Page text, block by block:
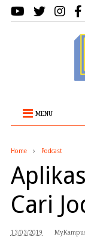
MENU
Home Podcast
Cari
13/03/2019